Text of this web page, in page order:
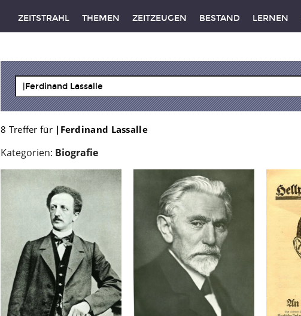
ZEITSTRAHL THEMEN ZEITZEUGEN BESTAND LERNEN
8 Treffer für |Ferdinand Lassalle
Kategorien: Biografie